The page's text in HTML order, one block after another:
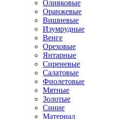
Оливковые
Оранжевые
Вишневые
Изумрудные
Венге
Ореховые
Янтарные
Сиреневые
Салатовые
Фиолетовые
Мятные
Золотые
Синие
Материал